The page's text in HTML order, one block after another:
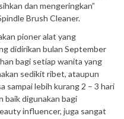
dan mengeringkan”
Brush Cleaner.
pioner alat yang
didirikan bulan September
bagi setiap wanita yang
sedikit ribet, ataupun
sampai lebih kurang 2 – 3 hari
baik digunakan bagi
influencer, juga sangat